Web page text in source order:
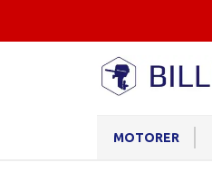
MOTORER